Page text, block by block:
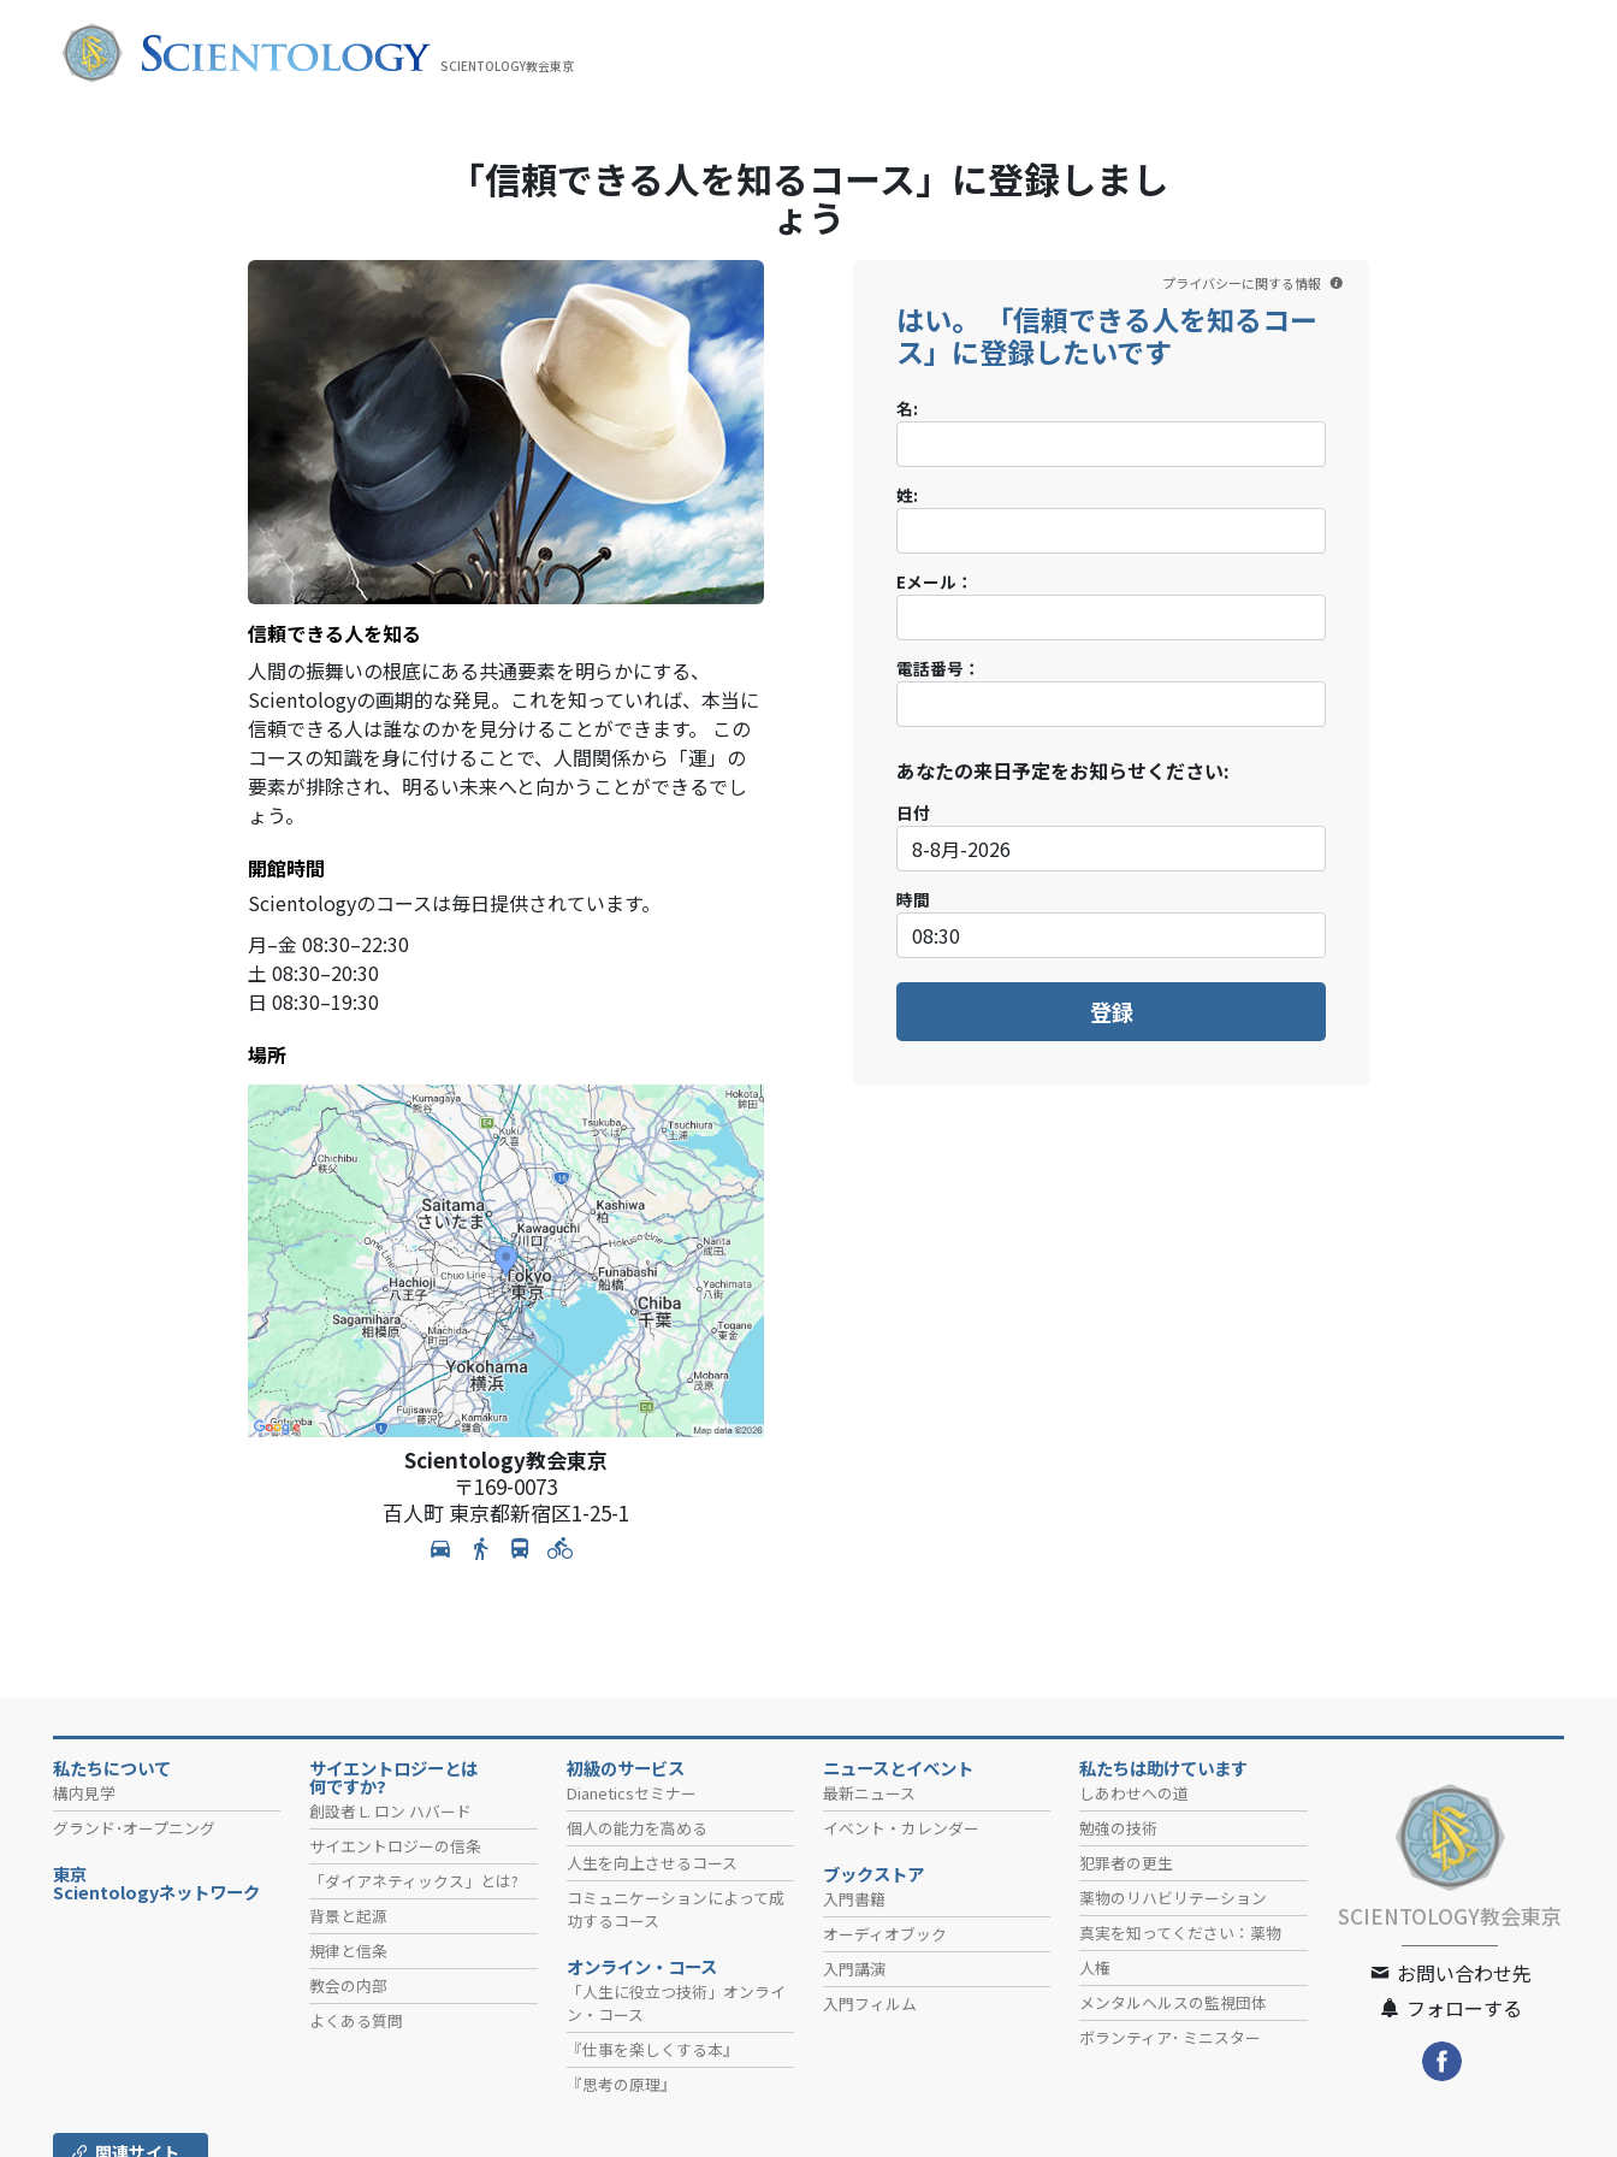
SCIENTOLOGY教会東京
「信頼できる人を知るコース」に登録しまし
ょう
信頼できる人を知る
人間の振舞いの根底にある共通要素を明らかにする、
Scientologyの画期的な発見。これを知っていれば、本当に
信頼できる人は誰なのかを見分けることができます。 この
コースの知識を身に付けることで、人間関係から「運」の
要素が排除され、明るい未来へと向かうことができるでし
ょう。
開館時間
Scientologyのコースは毎日提供されています。
月–金 08:30–22:30
土 08:30–20:30
日 08:30–19:30
場所
Scientology教会東京
〒169-0073
百人町 東京都新宿区1-25-1
プライバシーに関する情報
はい。 「信頼できる人を知るコー
ス」に登録したいです
名:
姓:
Eメール：
電話番号：
あなたの来日予定をお知らせください:
日付
時間
登録
私たちについて
構内見学
グランド･オープニング
東京
Scientologyネットワーク
サイエントロジーとは
何ですか?
創設者 L. ロン ハバード
サイエントロジーの信条
「ダイアネティックス」とは?
背景と起源
規律と信条
教会の内部
よくある質問
初級のサービス
Dianeticsセミナー
個人の能力を高める
人生を向上させるコース
コミュニケーションによって成
功するコース
オンライン・コース
「人生に役立つ技術」オンライ
ン・コース
『仕事を楽しくする本』
『思考の原理』
ニュースとイベント
最新ニュース
イベント・カレンダー
ブックストア
入門書籍
オーディオブック
入門講演
入門フィルム
私たちは助けています
しあわせへの道
勉強の技術
犯罪者の更生
薬物のリハビリテーション
真実を知ってください：薬物
人権
メンタルヘルスの監視団体
ボランティア･ ミニスター
SCIENTOLOGY教会東京
お問い合わせ先
フォローする